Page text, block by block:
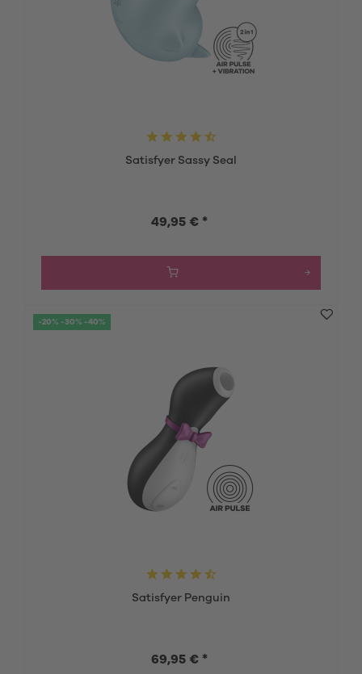
Satisfyer Sassy Seal
49,95 € *
-20% -30% -40%
Satisfyer Penguin
69,95 € *